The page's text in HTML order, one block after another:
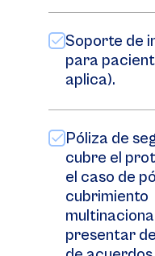
Soporte de
para
aplica).
Póliza de
cubre el
el caso de
cubrimiento
presentar